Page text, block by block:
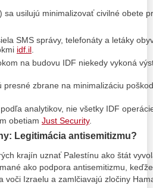
sa usilujú minimalizovať civilné obete
SMS správy, telefonáty a letáky
idf.il.
na budovu IDF niekedy vykoná
presné zbrane na minimalizáciu
analytikov, nie všetky IDF
obetiam Just Security.
Legitimácia antisemitizmu?
krajín uznať Palestínu ako štát
ako podpora antisemitizmu,
voči Izraelu a zamlčiavajú zločiny